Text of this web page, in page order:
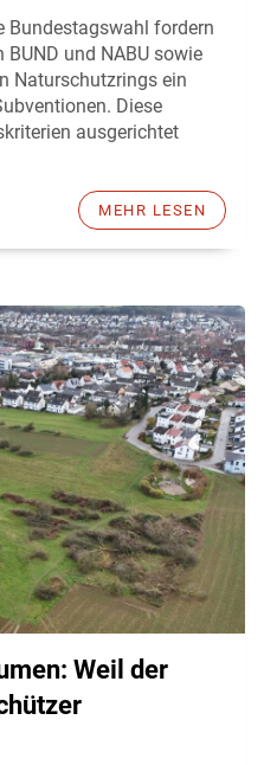
Bundestagswahl fordern
und NABU sowie
Naturschutzrings ein
Diese
ausgerichtet
MEHR LESEN
Weil der